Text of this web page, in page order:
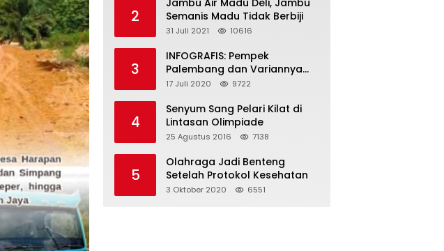
2
Jambu Air Madu Deli, Jambu
Semanis Madu Tidak Berbiji
31 Juli 2021 10616
3
INFOGRAFIS: Pempek
Palembang dan Variannya
yang Melegenda
17 Juli 2020 9722
4
Senyum Sang Pelari Kilat di
Lintasan Olimpiade
25 Agustus 2016 7138
5
Olahraga Jadi Benteng
Setelah Protokol Kesehatan
3 Oktober 2020 6551